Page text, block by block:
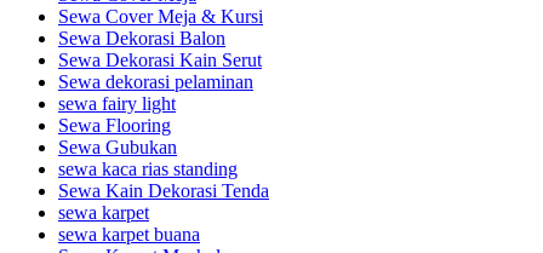
Sewa Cover Meja & Kursi
Sewa Dekorasi Balon
Sewa Dekorasi Kain Serut
Sewa dekorasi pelaminan
sewa fairy light
Sewa Flooring
Sewa Gubukan
sewa kaca rias standing
Sewa Kain Dekorasi Tenda
sewa karpet
sewa karpet buana